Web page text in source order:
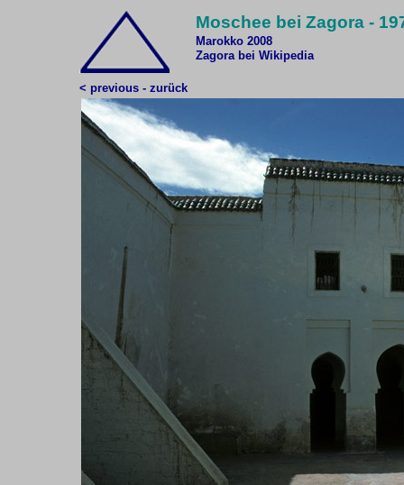
Moschee bei Zagora -
Marokko 2008
Zagora bei Wikipedia
< previous - zurück